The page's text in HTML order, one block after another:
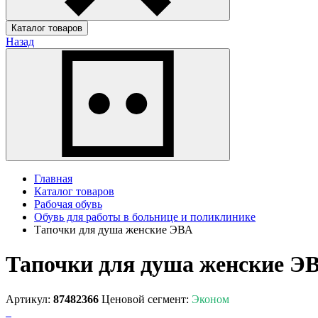
Каталог товаров
Назад
Главная
Каталог товаров
Рабочая обувь
Обувь для работы в больнице и поликлинике
Тапочки для душа женские ЭВА
Тапочки для душа женские
Артикул: 87482366 Ценовой сегмент: Эконом